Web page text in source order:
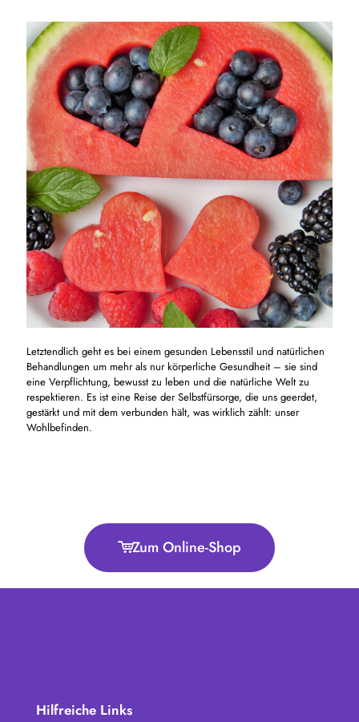
Letztendlich geht es bei einem gesunden Lebensstil und natürlichen
Behandlungen um mehr als nur körperliche Gesundheit – sie sind
eine Verpflichtung, bewusst zu leben und die natürliche Welt zu
respektieren. Es ist eine Reise der Selbstfürsorge, die uns geerdet,
gestärkt und mit dem verbunden hält, was wirklich zählt: unser
Wohlbefinden.
Zum Online-Shop
Hilfreiche Links